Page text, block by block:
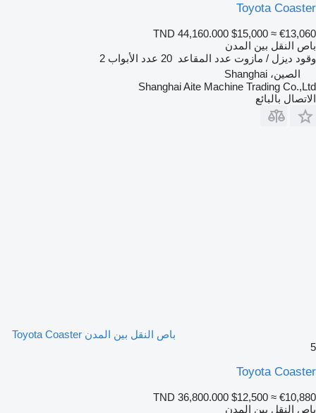
Toyota Coaster
TND 44,160.000 $15,000 ≈ €13,060
باص النقل بين المدن
وقود ديزل / مازوت عدد المقاعد 20 عدد الأبواب 2
الصين، Shanghai
Shanghai Aite Machine Trading Co.,Ltd
الاتصال بالبائع
باص النقل بين المدن Toyota Coaster
5
Toyota Coaster
TND 36,800.000 $12,500 ≈ €10,880
باص النقل بين المدن